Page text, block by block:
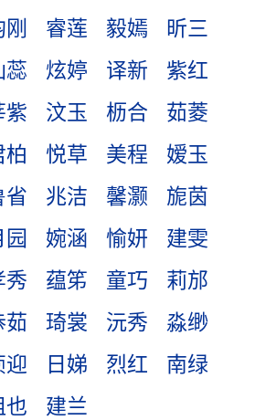
睿莲 毅嫣
昕三
蕊 炫婷 译新
紫红
紫 汶玉 枥合
茹菱
柏 悦草 美程
嫒玉
省 兆洁 馨灏
旎茵
园 婉涵 愉妍
建雯
秀 蕴笫 童巧
莉邡
茹 琦裳 沅秀
淼缈
迎 日娣 烈红
南绿
也
建兰